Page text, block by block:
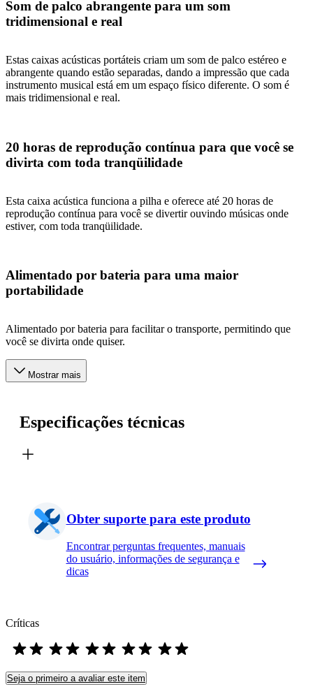
Som de palco abrangente para um som
tridimensional e real
Estas caixas acústicas portáteis criam um som de palco estéreo e
abrangente quando estão separadas, dando a impressão que cada
instrumento musical está em um espaço físico diferente. O som é
mais tridimensional e real.
20 horas de reprodução contínua para que você se
divirta com toda tranqüilidade
Esta caixa acústica funciona a pilha e oferece até 20 horas de
reprodução contínua para você se divertir ouvindo músicas onde
estiver, com toda tranqüilidade.
Alimentado por bateria para uma maior
portabilidade
Alimentado por bateria para facilitar o transporte, permitindo que
você se divirta onde quiser.
Mostrar mais
Especificações técnicas
Obter suporte para este produto
Encontrar perguntas frequentes, manuais
do usuário, informações de segurança e
dicas
Críticas
Seja o primeiro a avaliar este item